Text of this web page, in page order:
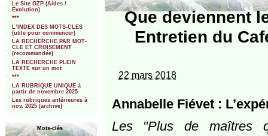
Le Site OZP (Aides /
Evolution)
***
L’INDEX DES MOTS-CLES
(utile pour commencer)
LA RECHERCHE PAR MOT-
CLE ET CROISEMENT
(recommandée)
LA RECHERCHE PLEIN
TEXTE sur un mot
***
LA RUBRIQUE UNIQUE à
partir de novembre 2025
Les rubriques antérieures à
nov. 2025 (archive)
Mots-clés
Que deviennent
Entretien du
22 mars 2018
Annabelle Fiévet :
Les "Plus de maîtres